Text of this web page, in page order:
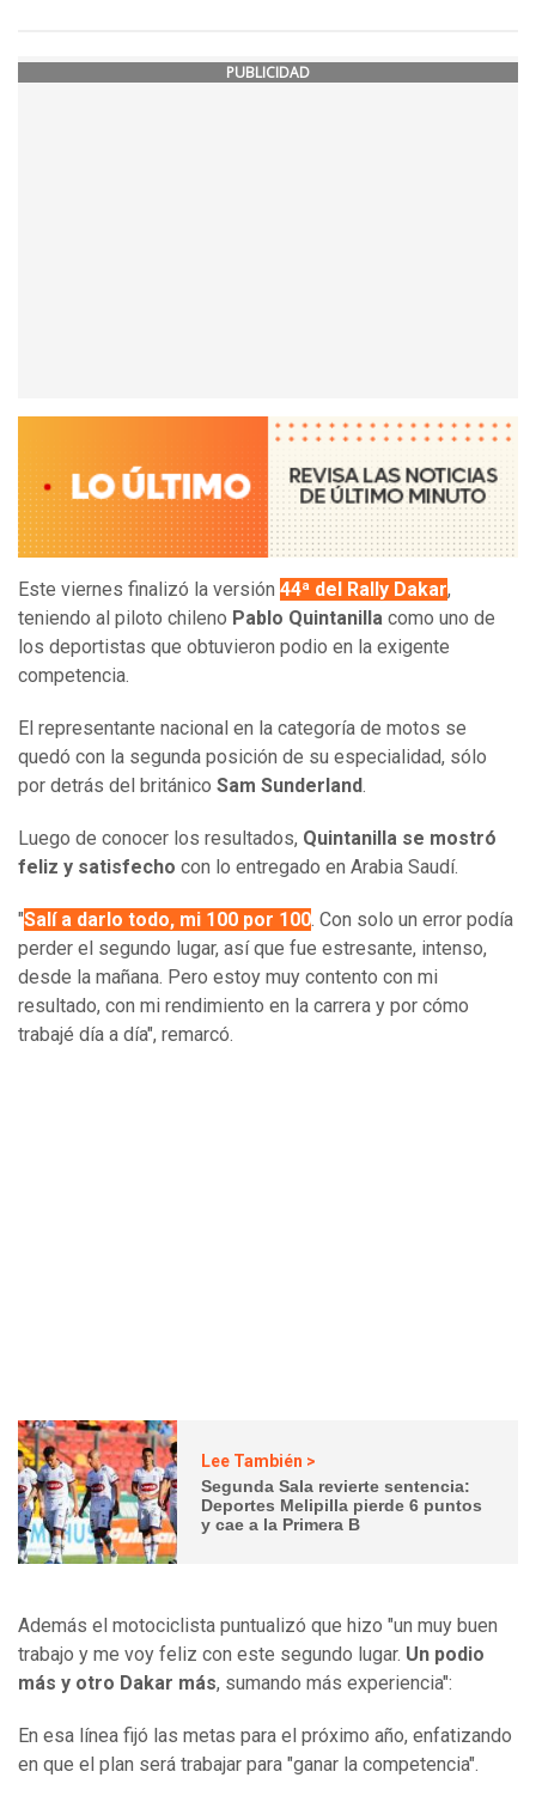
PUBLICIDAD
Este viernes finalizó la versión 44ª del Rally Dakar,
teniendo al piloto chileno Pablo Quintanilla como uno de
los deportistas que obtuvieron podio en la exigente
competencia.
El representante nacional en la categoría de motos se
quedó con la segunda posición de su especialidad, sólo
por detrás del británico Sam Sunderland.
Luego de conocer los resultados, Quintanilla se mostró
feliz y satisfecho con lo entregado en Arabia Saudí.
"Salí a darlo todo, mi 100 por 100. Con solo un error podía
perder el segundo lugar, así que fue estresante, intenso,
desde la mañana. Pero estoy muy contento con mi
resultado, con mi rendimiento en la carrera y por cómo
trabajé día a día", remarcó.
Lee También >
Segunda Sala revierte sentencia:
Deportes Melipilla pierde 6 puntos
y cae a la Primera B
Además el motociclista puntualizó que hizo "un muy buen
trabajo y me voy feliz con este segundo lugar. Un podio
más y otro Dakar más, sumando más experiencia":
En esa línea fijó las metas para el próximo año, enfatizando
en que el plan será trabajar para "ganar la competencia".